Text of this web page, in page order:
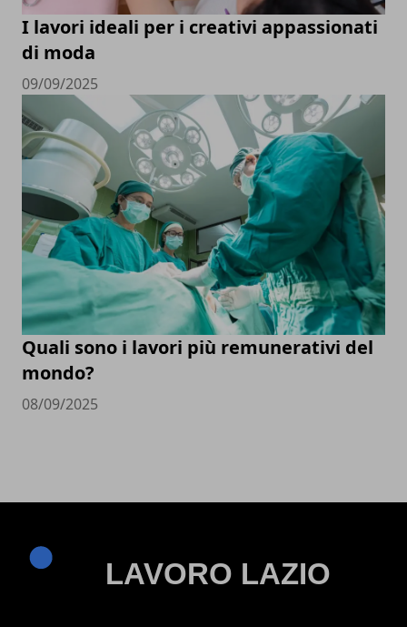
I lavori ideali per i creativi appassionati
di moda
09/09/2025
Quali sono i lavori più remunerativi del
mondo?
08/09/2025